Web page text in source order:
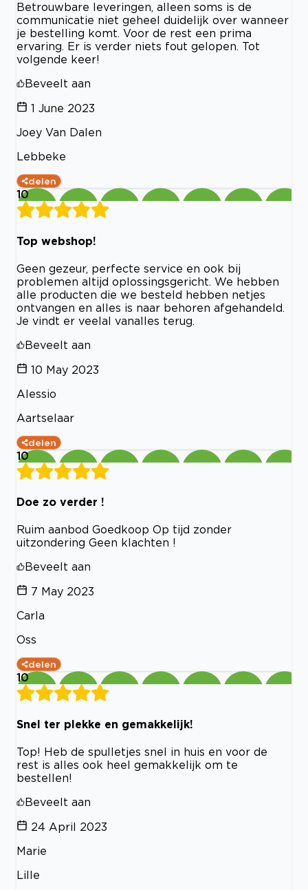
Betrouwbare leveringen, alleen soms is de
communicatie niet geheel duidelijk over wanneer
je bestelling komt. Voor de rest een prima
ervaring. Er is verder niets fout gelopen. Tot
volgende keer!
Beveelt aan
1 June 2023
Joey Van Dalen
Lebbeke
delen
10
Top webshop!
Geen gezeur, perfecte service en ook bij
problemen altijd oplossingsgericht. We hebben
alle producten die we besteld hebben netjes
ontvangen en alles is naar behoren afgehandeld.
Je vindt er veelal vanalles terug.
Beveelt aan
10 May 2023
Alessio
Aartselaar
delen
10
Doe zo verder !
Ruim aanbod Goedkoop Op tijd zonder
uitzondering Geen klachten !
Beveelt aan
7 May 2023
Carla
Oss
delen
10
Snel ter plekke en gemakkelijk!
Top! Heb de spulletjes snel in huis en voor de
rest is alles ook heel gemakkelijk om te
bestellen!
Beveelt aan
24 April 2023
Marie
Lille